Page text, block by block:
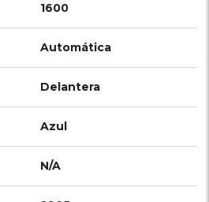
1600
Automática
Delantera
Azul
N/A